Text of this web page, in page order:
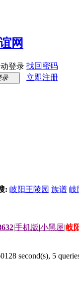
登录 找回密码
录
立即注册
: 岐阳王陵园 族谱 岐
|手机版|小黑屋|岐
second(s), 5